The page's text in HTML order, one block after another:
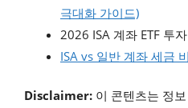
극대화 가이드)
2026 ISA 계좌 ETF 투
ISA vs 일반 계좌 세금
Disclaimer: 이 콘텐츠는 정